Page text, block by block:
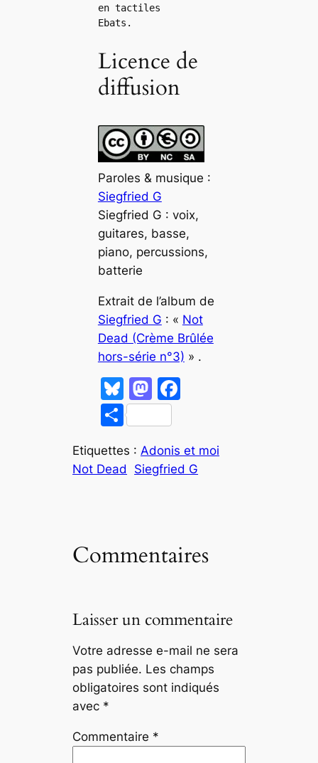
en tactiles
Ebats.
Licence de
diffusion
Paroles & musique :
Siegfried G
Siegfried G : voix,
guitares, basse,
piano, percussions,
batterie
Extrait de l’album de
Siegfried G : « Not
Dead (Crème Brûlée
hors-série n°3) » .
Bl
u
e
s
k
M
a
st
o
d
F
e
b
k
P
ta
g
Etiquettes :Adonis et moi
Not Dead
Siegfried G
Commentaires
Laisser un commentaire
Votre adresse e-mail ne sera
pas publiée. Les champs
obligatoires sont indiqués
avec *
Commentaire *